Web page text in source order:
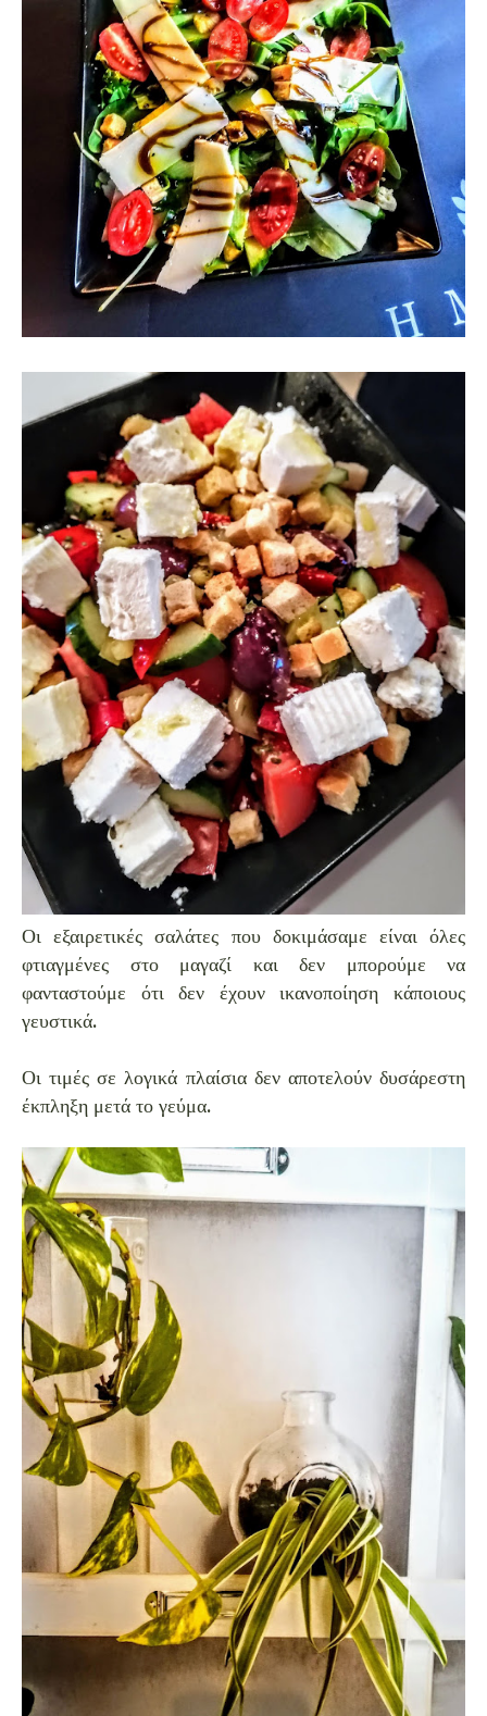
Οι εξαιρετικές σαλάτες που δοκιμάσαμε είναι όλες
φτιαγμένες στο μαγαζί και δεν μπορούμε να
φανταστούμε ότι δεν έχουν ικανοποίηση κάποιους
γευστικά.
Οι τιμές σε λογικά πλαίσια δεν αποτελούν δυσάρεστη
έκπληξη μετά το γεύμα.